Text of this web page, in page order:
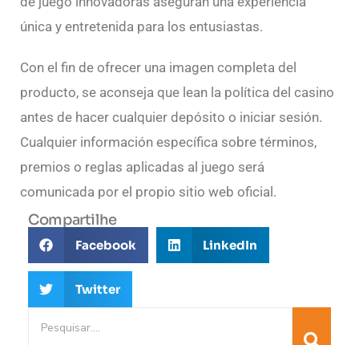
única y entretenida para los entusiastas.
Con el fin de ofrecer una imagen completa del
producto, se aconseja que lean la política del casino
antes de hacer cualquier depósito o iniciar sesión.
Cualquier información específica sobre términos,
premios o reglas aplicadas al juego será
comunicada por el propio sitio web oficial.
Compartilhe
Facebook LinkedIn
Twitter